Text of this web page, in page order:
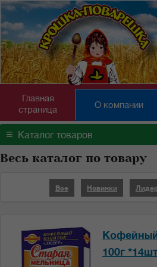
Главная
страница
О компании
≡ Каталог товаров
Весь каталог по товару
Новинки
Все
100г